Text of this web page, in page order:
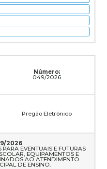
Número:
049/2026
Pregão Eletrônico
2026
EVENTUAIS E FUTURAS
EQUIPAMENTOS E
AO ATENDIMENTO
DE ENSINO.